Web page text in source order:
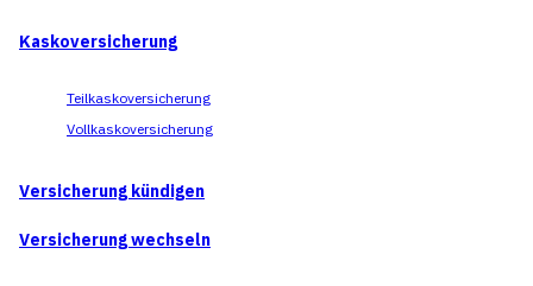
Kaskoversicherung
Teilkaskoversicherung
Vollkaskoversicherung
Versicherung kündigen
Versicherung wechseln